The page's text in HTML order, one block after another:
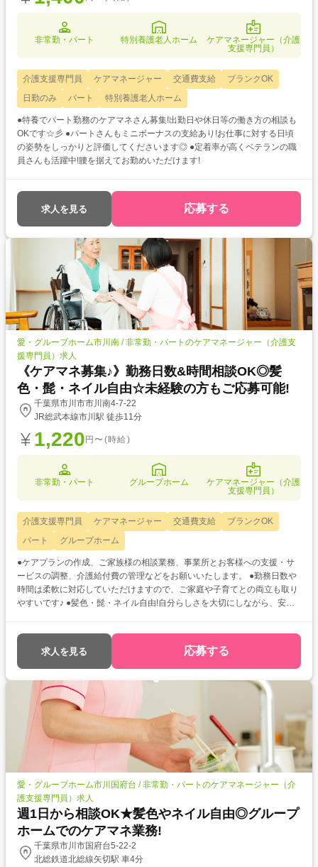
非常勤・パート 特別養護老人ホーム
ケアマネージャー（介護
支援専門員）
介護支援専門員 ケアマネージャー 交通費支給
ブランクOK
日勤のみ
パート 特別養護老人ホーム
●特養でパート勤務のケアマネさん募集!出勤日や休日等の働き方の相談も
OKです☆彡 ●パートさんもミニボーナスの支給あり!お仕事に対する日頃
の姿勢をしっかりと評価してくださいます◎ ●定着率が高くベテランの職
員さんも活躍中!腰を据えてお勤めいただけます!
求人を見る 応募する
愛・グループホーム市川南 / 非常勤・パートのケアマネージャー（介護支
援専門員）求人
《ケアマネ募集♪》勤務日数&時間相談OK◎髪
色・髭・ネイル自由☆未経験の方もご応募可能!
千葉県市川市市川南4-7-22
JR総武本線市川駅 徒歩11分
1,220 円〜(時給)
非常勤・パート グループホーム
ケアマネージャー（介護
支援専門員）
介護支援専門員 ケアマネージャー 交通費支給
ブランクOK
パート
グループホーム
●ケアプランの作成、ご家族様の相談業務、事業所とお客様への支援・サ
ービスの調整、介護給付費の管理などをお願いいたします。 ●勤務日数や
時間は柔軟に対応していただけますので、ご家庭や子育てとの両立も取り
やすいです♪ ●髪色・髭・ネイル自由!自分らしさを大切にしながら、安心
求人を見る 応募する
愛・グループホーム市川国府台 / 非常勤・パートのケアマネージャー（介
護支援専門員）求人
週1日から相談OK★髪色やネイル自由◎グループ
ホームでのケアマネ業務!
千葉県市川市国府台5-22-2
北総鉄道北総線矢切駅 車4分